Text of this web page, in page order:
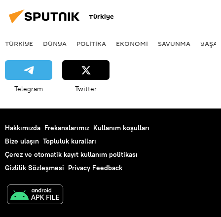
Türkiye
TÜRKIYE DÜNYA POLİTİKA EKONOMİ SAVUNMA
Telegram Twitter
Hakkımızda Frekanslarımız Kullanım koşulları
Bize ulaşın Topluluk kuralları
Çerez ve otomatik kayıt kullanım politikası
Gizlilik Sözleşmesi Privacy Feedback